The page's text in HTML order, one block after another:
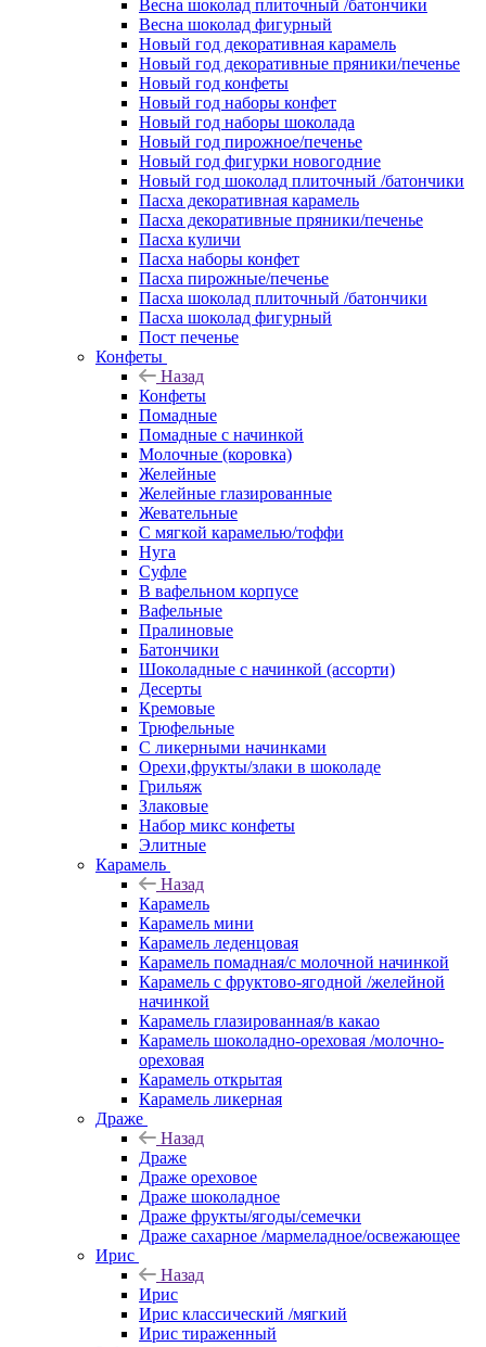
Весна шоколад плиточный /батончики
Весна шоколад фигурный
Новый год декоративная карамель
Новый год декоративные пряники/печенье
Новый год конфеты
Новый год наборы конфет
Новый год наборы шоколада
Новый год пирожное/печенье
Новый год фигурки новогодние
Новый год шоколад плиточный /батончики
Пасха декоративная карамель
Пасха декоративные пряники/печенье
Пасха куличи
Пасха наборы конфет
Пасха пирожные/печенье
Пасха шоколад плиточный /батончики
Пасха шоколад фигурный
Пост печенье
Конфеты
Назад
Конфеты
Помадные
Помадные с начинкой
Молочные (коровка)
Желейные
Желейные глазированные
Жевательные
С мягкой карамелью/тоффи
Нуга
Суфле
В вафельном корпусе
Вафельные
Пралиновые
Батончики
Шоколадные с начинкой (ассорти)
Десерты
Кремовые
Трюфельные
С ликерными начинками
Орехи,фрукты/злаки в шоколаде
Грильяж
Злаковые
Набор микс конфеты
Элитные
Карамель
Назад
Карамель
Карамель мини
Карамель леденцовая
Карамель помадная/с молочной начинкой
Карамель с фруктово-ягодной /желейной
начинкой
Карамель глазированная/в какао
Карамель шоколадно-ореховая /молочно-
ореховая
Карамель открытая
Карамель ликерная
Драже
Назад
Драже
Драже ореховое
Драже шоколадное
Драже фрукты/ягоды/семечки
Драже сахарное /мармеладное/освежающее
Ирис
Назад
Ирис
Ирис классический /мягкий
Ирис тираженный